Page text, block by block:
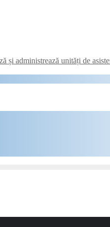
și administrează unități de